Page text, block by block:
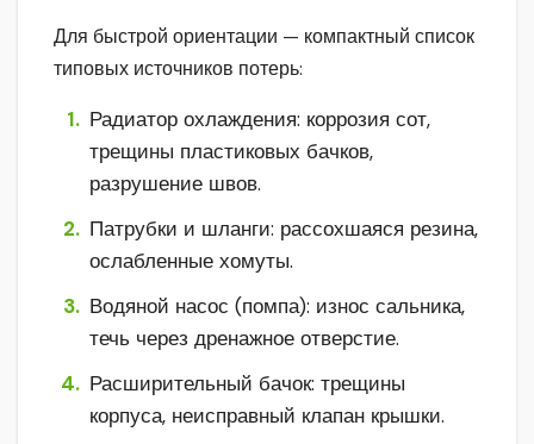
Для быстрой ориентации — компактный список
типовых источников потерь:
Радиатор охлаждения: коррозия сот,
трещины пластиковых бачков,
разрушение швов.
Патрубки и шланги: рассохшаяся резина,
ослабленные хомуты.
Водяной насос (помпа): износ сальника,
течь через дренажное отверстие.
Расширительный бачок: трещины
корпуса, неисправный клапан крышки.